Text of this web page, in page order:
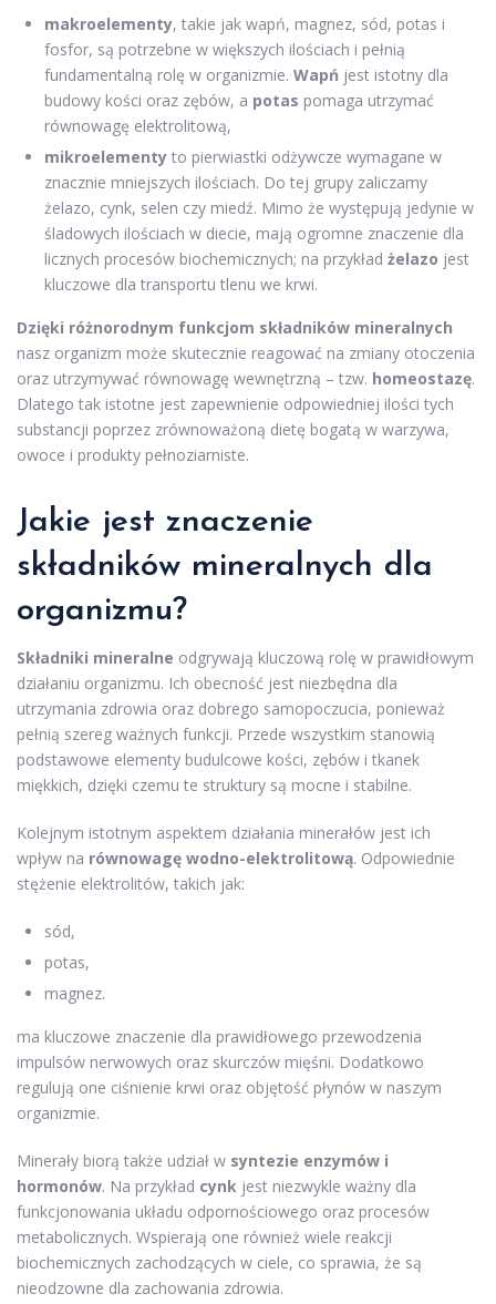
makroelementy, takie jak wapń, magnez, sód, potas i
fosfor, są potrzebne w większych ilościach i pełnią
fundamentalną rolę w organizmie. Wapń jest istotny dla
budowy kości oraz zębów, a potas pomaga utrzymać
równowagę elektrolitową,
mikroelementy to pierwiastki odżywcze wymagane w
znacznie mniejszych ilościach. Do tej grupy zaliczamy
żelazo, cynk, selen czy miedź. Mimo że występują jedynie w
śladowych ilościach w diecie, mają ogromne znaczenie dla
licznych procesów biochemicznych; na przykład żelazo jest
kluczowe dla transportu tlenu we krwi.
Dzięki różnorodnym funkcjom składników mineralnych
nasz organizm może skutecznie reagować na zmiany otoczenia
oraz utrzymywać równowagę wewnętrzną – tzw. homeostazę.
Dlatego tak istotne jest zapewnienie odpowiedniej ilości tych
substancji poprzez zrównoważoną dietę bogatą w warzywa,
owoce i produkty pełnoziarniste.
Jakie jest znaczenie
składników mineralnych dla
organizmu?
Składniki mineralne odgrywają kluczową rolę w prawidłowym
działaniu organizmu. Ich obecność jest niezbędna dla
utrzymania zdrowia oraz dobrego samopoczucia, ponieważ
pełnią szereg ważnych funkcji. Przede wszystkim stanowią
podstawowe elementy budulcowe kości, zębów i tkanek
miękkich, dzięki czemu te struktury są mocne i stabilne.
Kolejnym istotnym aspektem działania minerałów jest ich
wpływ na równowagę wodno-elektrolitową. Odpowiednie
stężenie elektrolitów, takich jak:
sód,
potas,
magnez.
ma kluczowe znaczenie dla prawidłowego przewodzenia
impulsów nerwowych oraz skurczów mięśni. Dodatkowo
regulują one ciśnienie krwi oraz objętość płynów w naszym
organizmie.
Minerały biorą także udział w syntezie enzymów i
hormonów. Na przykład cynk jest niezwykle ważny dla
funkcjonowania układu odpornościowego oraz procesów
metabolicznych. Wspierają one również wiele reakcji
biochemicznych zachodzących w ciele, co sprawia, że są
nieodzowne dla zachowania zdrowia.